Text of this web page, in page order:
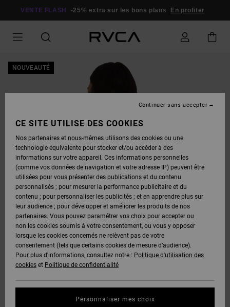
VENTE FLASH -25% extra sur les bons plans En profiter
NOUVEAUTÉ
CE SITE UTILISE DES COOKIES
Nos partenaires et nous-mêmes utilisons des cookies ou une
technologie équivalente pour stocker et/ou accéder à des
informations sur votre appareil. Ces informations personnelles
(comme vos données de navigation et votre adresse IP) peuvent être
utilisées pour vous présenter des publications et du contenu
personnalisés ; pour mesurer la performance publicitaire et du
contenu ; pour personnaliser les publicités ; et en apprendre plus sur
leur audience ; pour développer et améliorer les produits de nos
partenaires. Vous pouvez paramétrer vos choix pour accepter ou
non les cookies soumis à votre consentement, ou vous y opposer
lorsque les cookies concernés ne relèvent pas de votre
consentement (tels que certains cookies de mesure d’audience).
Pour plus d'informations, consultez notre : Politique d'utilisation des
cookies et Politique de confidentialité
Personnaliser mes choix
Continuer sans accepter